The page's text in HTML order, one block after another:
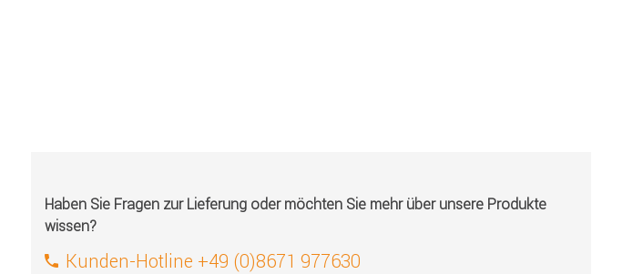
Haben Sie Fragen zur Lieferung oder möchten Sie mehr über unsere Produkte
wissen?
Kunden-Hotline +49 (0)8671 977630